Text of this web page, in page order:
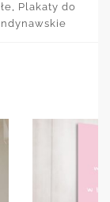
, Plakaty do